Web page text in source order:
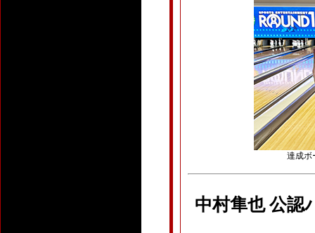
達成ボ
中村隼也 公認